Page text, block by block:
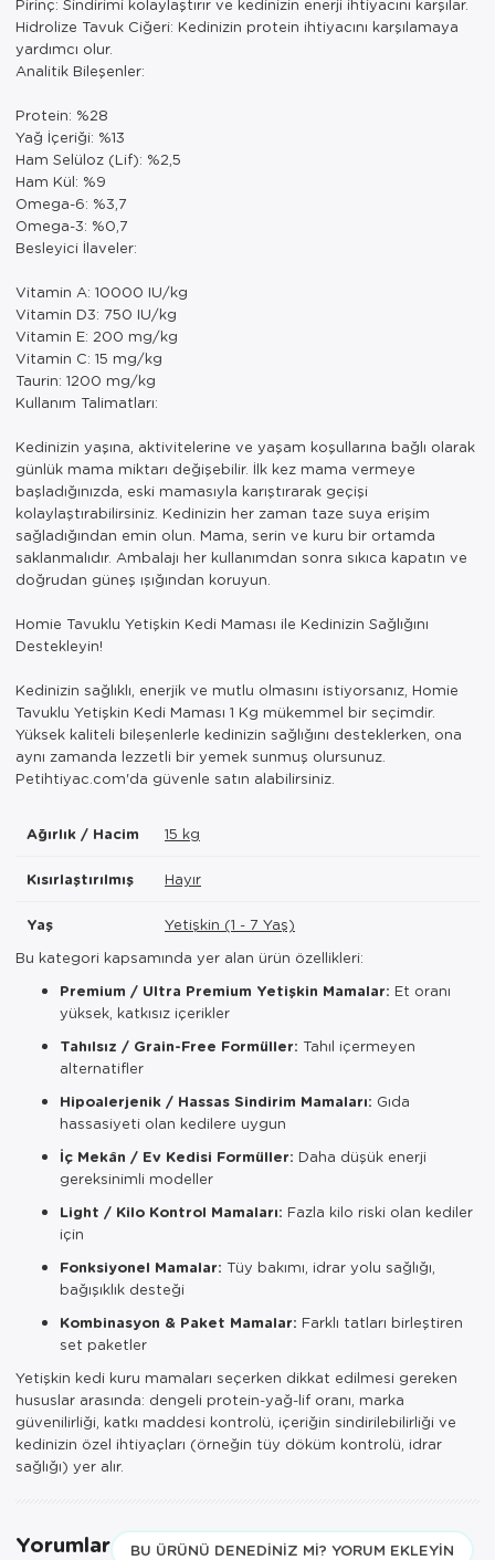
Hidrolize Tavuk Ciğeri: Kedinizin protein ihtiyacını karşılamaya
yardımcı olur.
Analitik Bileşenler:
Protein: %28
Yağ İçeriği: %13
Ham Selüloz (Lif): %2,5
Ham Kül: %9
Omega-6: %3,7
Omega-3: %0,7
Besleyici İlaveler:
Vitamin A: 10000 IU/kg
Vitamin D3: 750 IU/kg
Vitamin E: 200 mg/kg
Vitamin C: 15 mg/kg
Taurin: 1200 mg/kg
Kullanım Talimatları:
Kedinizin yaşına, aktivitelerine ve yaşam koşullarına bağlı olarak
günlük mama miktarı değişebilir. İlk kez mama vermeye
başladığınızda, eski mamasıyla karıştırarak geçişi
kolaylaştırabilirsiniz. Kedinizin her zaman taze suya erişim
sağladığından emin olun. Mama, serin ve kuru bir ortamda
saklanmalıdır. Ambalajı her kullanımdan sonra sıkıca kapatın ve
doğrudan güneş ışığından koruyun.
Homie Tavuklu Yetişkin Kedi Maması ile Kedinizin Sağlığını
Destekleyin!
Kedinizin sağlıklı, enerjik ve mutlu olmasını istiyorsanız, Homie
Tavuklu Yetişkin Kedi Maması 1 Kg mükemmel bir seçimdir.
Yüksek kaliteli bileşenlerle kedinizin sağlığını desteklerken, ona
aynı zamanda lezzetli bir yemek sunmuş olursunuz.
Petihtiyac.com'da güvenle satın alabilirsiniz.
Ağırlık / Hacim 15 kg
Kısırlaştırılmış Hayır
Yaş
Yetişkin (1 - 7 Yaş)
Bu kategori kapsamında yer alan ürün özellikleri:
Premium / Ultra Premium Yetişkin Mamalar: Et oranı
yüksek, katkısız içerikler
Tahılsız / Grain-Free Formüller: Tahıl içermeyen
alternatifler
Hipoalerjenik / Hassas Sindirim Mamaları: Gıda
hassasiyeti olan kedilere uygun
İç Mekân / Ev Kedisi Formüller: Daha düşük enerji
gereksinimli modeller
Light / Kilo Kontrol Mamaları: Fazla kilo riski olan kediler
için
Fonksiyonel Mamalar: Tüy bakımı, idrar yolu sağlığı,
bağışıklık desteği
Kombinasyon & Paket Mamalar: Farklı tatları birleştiren
set paketler
Yetişkin kedi kuru mamaları seçerken dikkat edilmesi gereken
hususlar arasında: dengeli protein-yağ-lif oranı, marka
güvenilirliği, katkı maddesi kontrolü, içeriğin sindirilebilirliği ve
kedinizin özel ihtiyaçları (örneğin tüy döküm kontrolü, idrar
sağlığı) yer alır.
Yorumlar BU ÜRÜNÜ DENEDINIZ MI? YORUM EKLEYIN